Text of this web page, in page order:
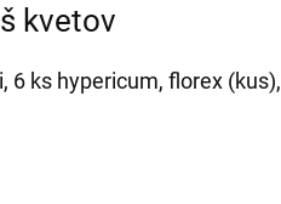
kvetov
6 ks hypericum, florex (kus),